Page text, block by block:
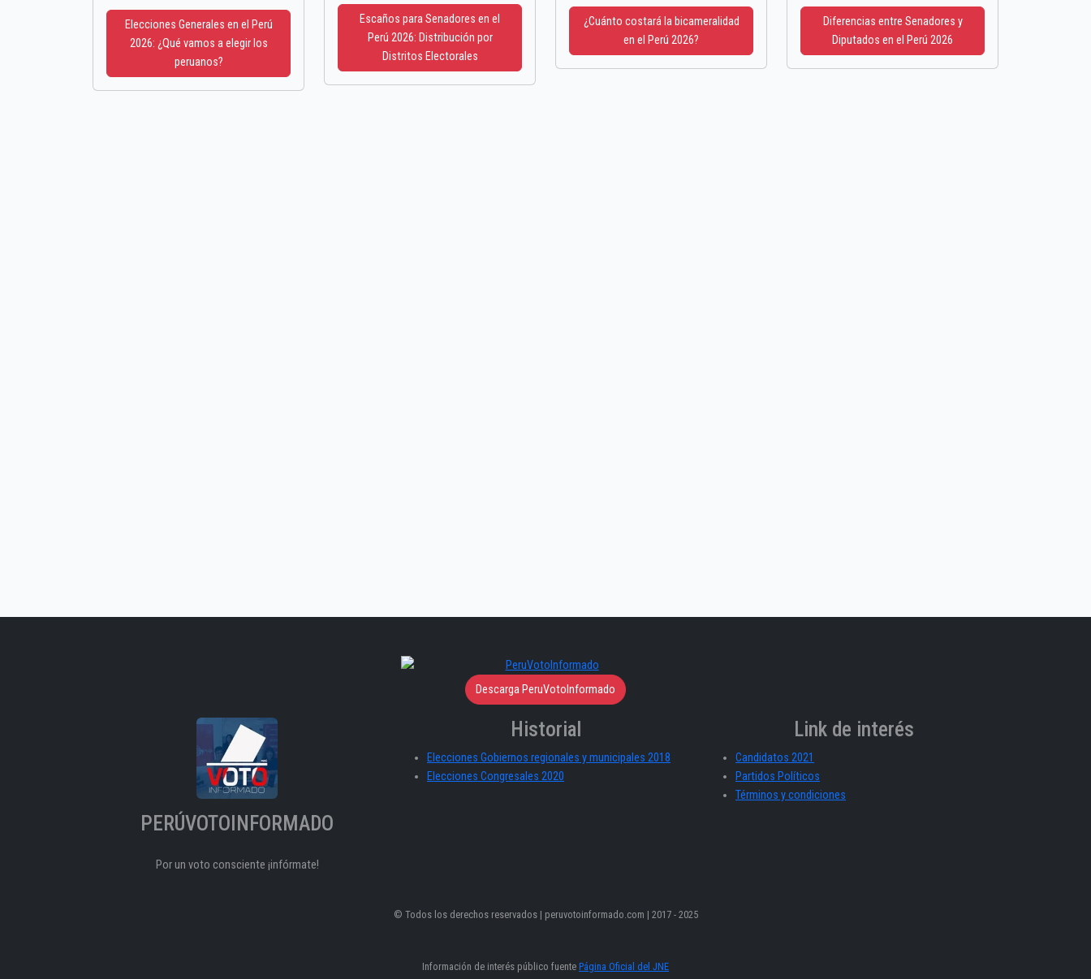
Elecciones Generales en el Perú
2026: ¿Qué vamos a elegir los
peruanos?
Escaños para Senadores en el
Perú 2026: Distribución por
Distritos Electorales
¿Cuánto costará la bicameralidad
en el Perú 2026?
Diferencias entre Senadores y
Diputados en el Perú 2026
Descarga PeruVotoInformado
PERÚVOTOINFORMADO
Por un voto consciente ¡infórmate!
Historial
Elecciones Gobiernos regionales y municipales 2018
Elecciones Congresales 2020
Link de interés
Candidatos 2021
Partidos Políticos
Términos y condiciones
© Todos los derechos reservados | peruvotoinformado.com | 2017 - 2025
Información de interés público fuente Página Oficial del JNE